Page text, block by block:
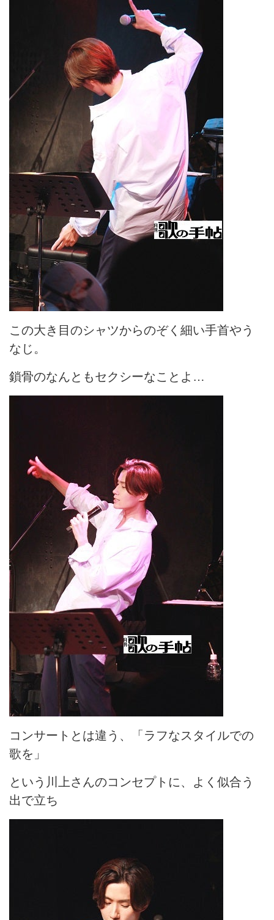
この大き目のシャツからのぞく細い手首やう
なじ。
鎖骨のなんともセクシーなことよ…
コンサートとは違う、「ラフなスタイルでの
歌を」
という川上さんのコンセプトに、よく似合う
出で立ち